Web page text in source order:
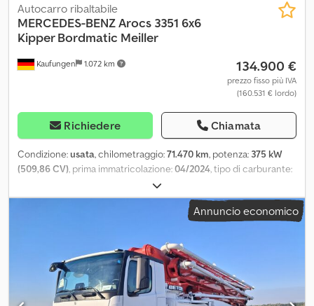
Kaufungen 1.072 km
Autocarro ribaltabile
MERCEDES-BENZArocs 3351 6x6
Kipper Bordmatic Meiller
134.900 €
prezzo fisso più IVA
(160.531 € lordo)
Richiedere Chiamata
Condizione:usata, chilometraggio:71.470 km, potenza: 375 kW
(509,86 CV) , prima immatricolazione:04/2024 , tipo di carburante:
26.000 kg
assi, prossima ispezione (TÜV):08/2028, freni:ritardatore, colore:
, classe di emissione:Euro
condizionata, trazione integrale
, Numero di veicolo interno:
VTC41 Disponibile da subito presso la nostra sede di Kaufungen
Maggiori informazioni su: * Golec Nutzfahrzeuge GmbH (tedesco,
inglese, bulgaro, russo) * Viktoria Sologubova (polacco, russo,
ucraino, inglese) Passo: 3600 mm Peso a vuoto: 13537 kg Capacità
Annuncio economico